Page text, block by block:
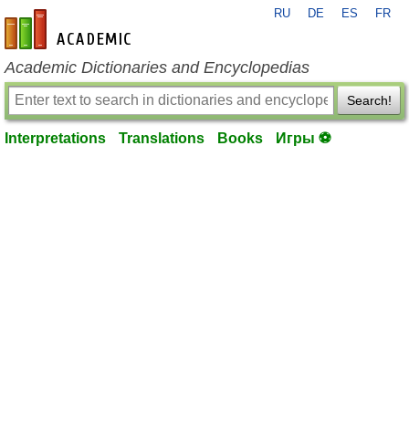
en-academic.com
RU DE ES FR
Academic Dictionaries and Encyclopedias
Search!
Interpretations Translations Books Игры ⚽